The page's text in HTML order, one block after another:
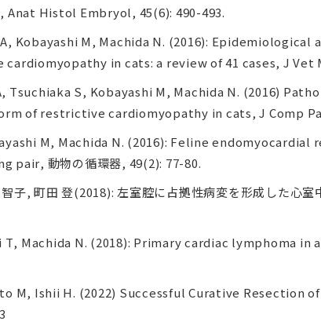
Histol Embryol, 45(6): 490-493.
Kobayashi M, Machida N. (2016):
in cats: a review of 41 cases, J Vet
Tsuchiaka S, Kobayashi M, Machida N. (2016)
of restrictive cardiomyopathy in cats, J Comp
M, Machida N. (2016): Feline endomyocardial
動物の循環器, 49(2): 77-80.
子, 町田 登(2018): 左室腔に占拠性病変を形成した心室
T, Machida N. (2018): Primary cardiac lymphoma in
M, Ishii H. (2022) Successful Curative Resection